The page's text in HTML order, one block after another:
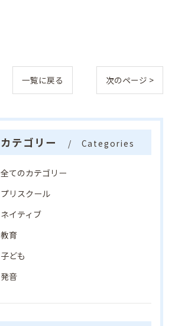
一覧に戻る 次のページ >
カテゴリー Categories
全てのカテゴリー
プリスクール
ネイティブ
教育
子ども
発音